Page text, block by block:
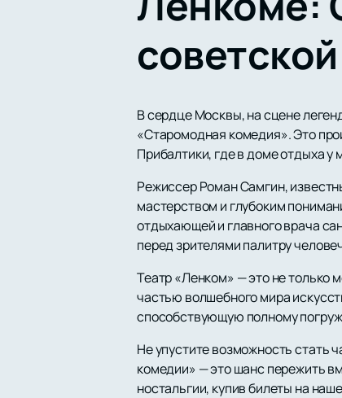
В сердце Москвы, на сцене
«Старомодная комедия». Это
Прибалтики, где в доме отдыха
Режиссер Роман Самгин,
мастерством и глубоким
отдыхающей и главного врача
перед зрителями палитру
Театр «Ленком» — это не только
частью волшебного мира
способствующую полному
Не упустите возможность стать
комедии» — это шанс пережить
ностальгии, купив билеты на